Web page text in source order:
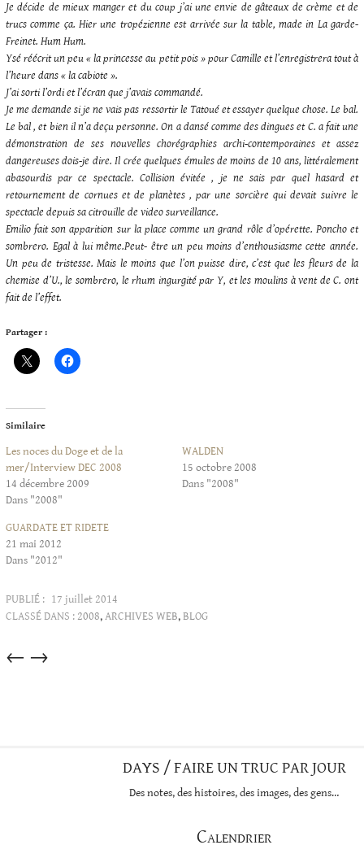
Je décide de mieux manger et du coup j’ai une envie de gâteaux de crème et de
trucs comme ça. Hier une tropézienne est arrivée sur la table, made in La garde-
Freinet. Hum Hum.
Ysé réécrit un peu « la princesse au petit pois » pour Camille et l’enregistrera tout à
l’heure dans « la cabiote ».
J’ai sorti l’ordi et l’écran que j’avais commandé.
Je me demande si je ne vais pas ressortir le Tatoué et essayer quelque chose. Le bal.
Le bal , et bien il n’a deçu personne. On a dansé comme des dingues et C. a fait une
démonstration de ses nouvelles chorégraphies archi-contemporaines et assez
dangereuses dois-je dire. Il crée quelques émules de moins de 10 ans, littéralement
abasourdis par ce spectacle. Collision évitée , je ne sais par quel hasard et
retournement de cornues et de planètes , par une sorcière qui devait suivre le
spectacle depuis sa citrouille de video surveillance.
Emilio fait son apparition sur la place comme un grand rôle d’opérette. Poncho et
sombrero. Egal à lui même.Peut- être un peu moins d’enthousiasme cette année.
Un peu de tristesse. Mais le moins que l’on puisse dire, c’est que les fleurs de la
chemise d’U., le sombrero, le rhum ingurgité par Y, et les moulins à vent de C. ont
fait de l’effet.
Partager :
Similaire
Les noces du Doge et de la
mer/Interview DEC 2008
14 décembre 2009
Dans "2008"
WALDEN
15 octobre 2008
Dans "2008"
GUARDATE ET RIDETE
21 mai 2012
Dans "2012"
PUBLIÉ : 17 juillet 2014
CLASSÉ DANS : 2008,ARCHIVES WEB,BLOG
Articles
→
←
DAYS / FAIRE UN TRUC PAR JOUR
Des notes, des histoires, des images, des gens…
Calendrier